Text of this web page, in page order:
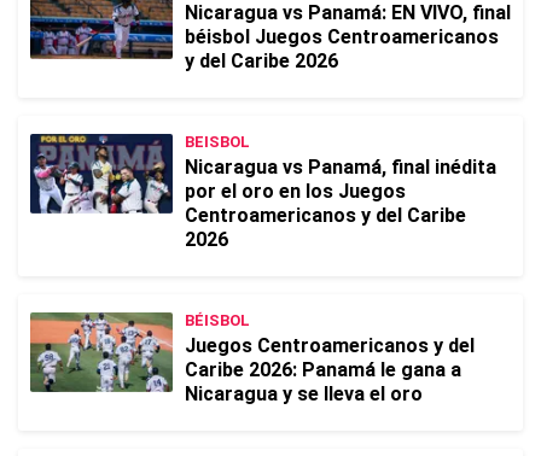
Nicaragua vs Panamá: EN VIVO, final
béisbol Juegos Centroamericanos
y del Caribe 2026
BEISBOL
Nicaragua vs Panamá, final inédita
por el oro en los Juegos
Centroamericanos y del Caribe
2026
BÉISBOL
Juegos Centroamericanos y del
Caribe 2026: Panamá le gana a
Nicaragua y se lleva el oro